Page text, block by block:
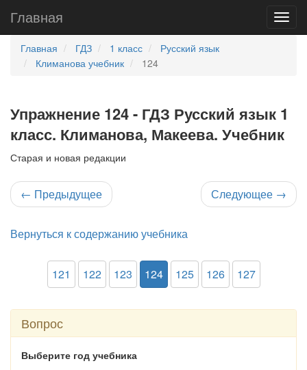
Главная
Главная ГДЗ 1 класс
Русский язык
Климанова учебник
124
Упражнение 124 - ГДЗ Русский язык 1
класс. Климанова, Макеева. Учебник
Старая и новая редакции
← Предыдущее Следующее →
Вернуться к содержанию учебника
121 122 123 124 125 126 127
Вопрос
Выберите год учебника